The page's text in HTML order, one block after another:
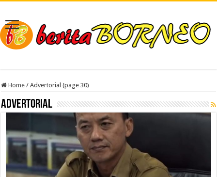
Home / Advertorial (page 30)
Advertorial